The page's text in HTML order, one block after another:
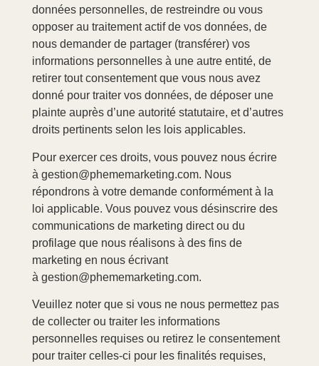
données personnelles, de restreindre ou vous
opposer au traitement actif de vos données, de
nous demander de partager (transférer) vos
informations personnelles à une autre entité, de
retirer tout consentement que vous nous avez
donné pour traiter vos données, de déposer une
plainte auprès d’une autorité statutaire, et d’autres
droits pertinents selon les lois applicables.
Pour exercer ces droits, vous pouvez nous écrire
à gestion@phememarketing.com. Nous
répondrons à votre demande conformément à la
loi applicable. Vous pouvez vous désinscrire des
communications de marketing direct ou du
profilage que nous réalisons à des fins de
marketing en nous écrivant
à gestion@phememarketing.com.
Veuillez noter que si vous ne nous permettez pas
de collecter ou traiter les informations
personnelles requises ou retirez le consentement
pour traiter celles-ci pour les finalités requises,